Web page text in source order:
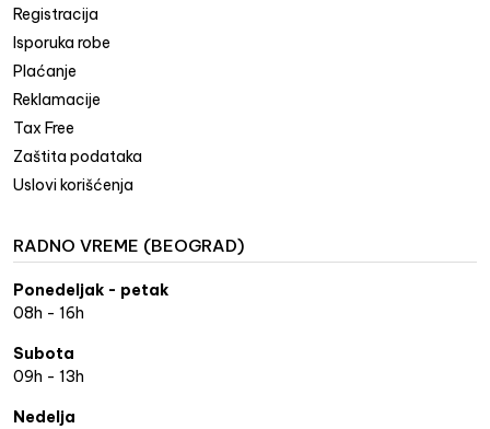
Registracija
Isporuka robe
Plaćanje
Reklamacije
Tax Free
Zaštita podataka
Uslovi korišćenja
RADNO VREME (BEOGRAD)
Ponedeljak - petak
08h - 16h
Subota
09h - 13h
Nedelja